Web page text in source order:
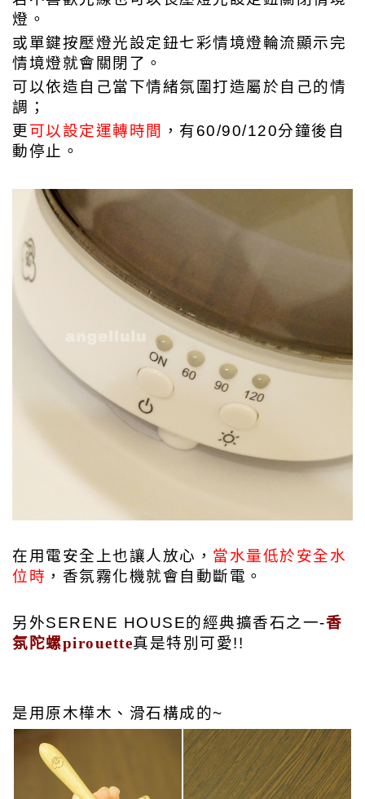
燈。
或單鍵按壓燈光設定鈕七彩情境燈輪流顯示完
情境燈就會關閉了。
可以依造自己當下情緒氛圍打造屬於自己的情
調；
更可以設定運轉時間 ，有60/90/120分鐘後自
動停止。
在用電安全上也讓人放心， 當水量低於安全水
位時 ，香氛霧化機就會自動斷電。
另外SERENE HOUSE的經典擴香石之一-香
氛陀螺pirouette真是特別可愛!!
是用原木樺木、滑石構成的~